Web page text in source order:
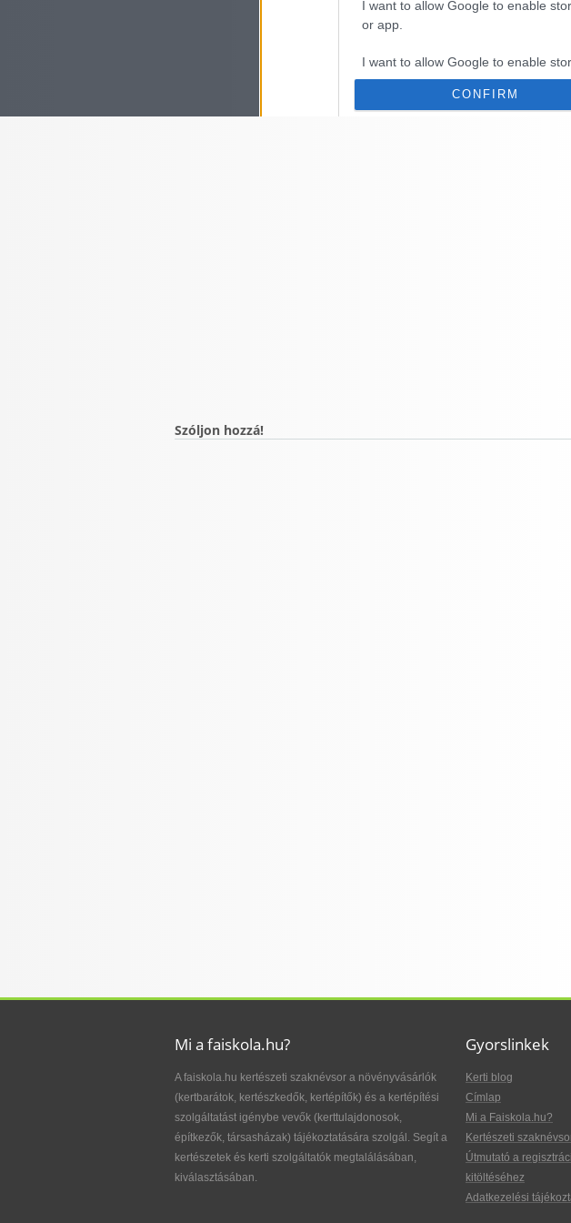
I want to allow Google to enable
or app.
I want to allow Google to enable
authentication functionality and
CONFIRM
Szóljon hozzá!
Mi a faiskola.hu?
A faiskola.hu kertészeti szaknévsor a növényvásárlók
(kertbarátok, kertészkedők, kertépítők) és a kertépítési
szolgáltatást igénybe vevők (kerttulajdonosok,
építkezők, társasházak) tájékoztatására szolgál. Segít a
kertészetek és kerti szolgáltatók megtalálásában,
kiválasztásában.
Gyorslinkek
Kerti blog
Címlap
Mi a Faiskola.hu?
Kertészeti
Útmutató a
kitöltéséhez
Adatkezelési